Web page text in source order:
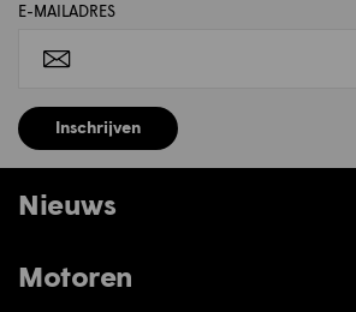
E-MAILADRES
Inschrijven
Nieuws
Motoren